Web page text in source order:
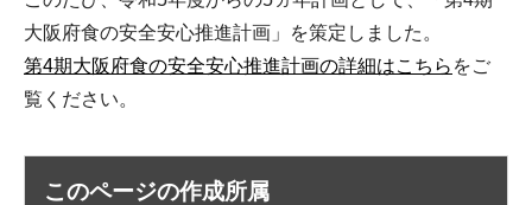
大阪府食の安全安心推進計画」を策定しました。
第4期大阪府食の安全安心推進計画の詳細はこちら をご
覧ください。
このページの作成所属